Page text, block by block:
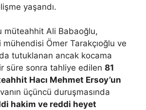
yaşandı.
müteahhit Ali Babaoğlu,
Ömer Tarakçıoğlu ve
tutuklanan ancak kocama
süre sonra tahliye edilen 81
Hacı Mehmet Ersoy’un
üçüncü duruşmasında
hakim ve reddi heyet